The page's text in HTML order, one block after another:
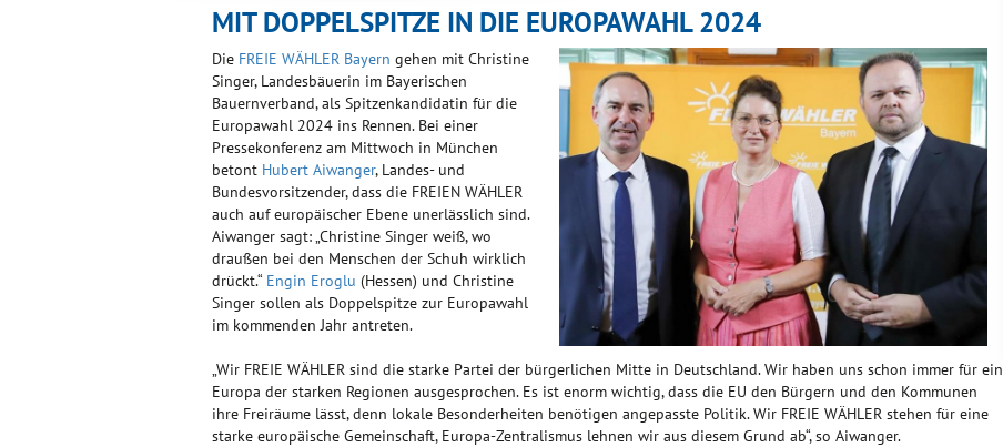
MIT DOPPELSPITZE IN DIE EUROPAWAHL 2024
Die FREIE WÄHLER Bayern gehen mit Christine
Singer, Landesbäuerin im Bayerischen
Bauernverband, als Spitzenkandidatin für die
Europawahl 2024 ins Rennen. Bei einer
Pressekonferenz am Mittwoch in München
betont Hubert Aiwanger, Landes- und
Bundesvorsitzender, dass die FREIEN WÄHLER
auch auf europäischer Ebene unerlässlich sind.
Aiwanger sagt: „Christine Singer weiß, wo
draußen bei den Menschen der Schuh wirklich
drückt.“ Engin Eroglu (Hessen) und Christine
Singer sollen als Doppelspitze zur Europawahl
im kommenden Jahr antreten.
„Wir FREIE WÄHLER sind die starke Partei der bürgerlichen Mitte in Deutschland. Wir haben uns schon immer für ein
Europa der starken Regionen ausgesprochen. Es ist enorm wichtig, dass die EU den Bürgern und den Kommunen
ihre Freiräume lässt, denn lokale Besonderheiten benötigen angepasste Politik. Wir FREIE WÄHLER stehen für eine
starke europäische Gemeinschaft, Europa-Zentralismus lehnen wir aus diesem Grund ab“, so Aiwanger.